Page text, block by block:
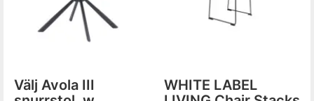
Välj Avola III
WHITE LABEL